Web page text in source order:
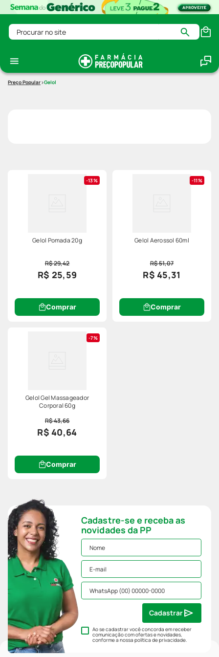
Procurar no site
Gelol
13%
Gelol Pomada 20g
R$ 29,42
R$ 25,59
Comprar
11%
Gelol Aerossol 60ml
R$ 51,07
R$ 45,31
Comprar
7%
Gelol Gel Massageador
Corporal 60g
R$ 43,66
R$ 40,64
Comprar
Cadastre-se e receba as
novidades da PP
Ao se cadastrar você concorda em receber
comunicação com ofertas e novidades,
conforme a nossapolítica de privacidade.
Cadastrar